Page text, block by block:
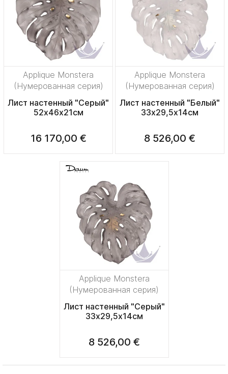
Applique Monstera
(Нумерованная серия)
Лист настенный "Серый"
52х46х21см
16 170,00 €
Applique Monstera
(Нумерованная серия)
Лист настенный "Белый"
33х29,5х14см
8 526,00 €
Applique Monstera
(Нумерованная серия)
Лист настенный "Серый"
33х29,5х14см
8 526,00 €